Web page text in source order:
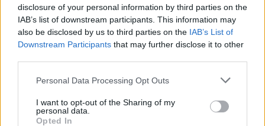
disclosure of your personal information by third parties on the
IAB’s list of downstream participants. This information may
also be disclosed by us to third parties on the IAB’s List of
Downstream Participants that may further disclose it to other
Personal Data Processing Opt Outs
I want to opt-out of the Sharing of my
personal data.
Opted In